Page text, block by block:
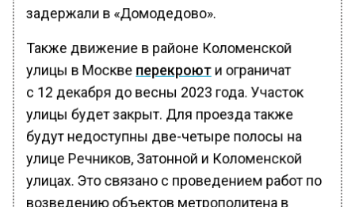
задержали в «Домодедово».
Также движение в районе Коломенской
улицы в Москве перекроюти ограничат
с 12 декабря до весны 2023 года. Участок
улицы будет закрыт. Для проезда также
будут недоступны две-четыре полосы на
улице Речников, Затонной и Коломенской
улицах. Это связано с проведением работ по
возведению объектов метрополитена в